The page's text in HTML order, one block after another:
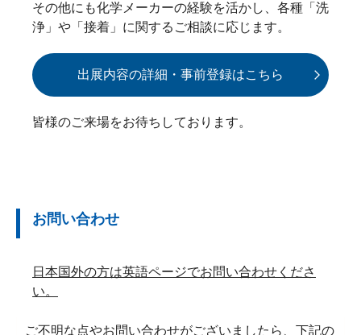
その他にも化学メーカーの経験を活かし、各種「洗
浄」や「接着」に関するご相談に応じます。
出展内容の詳細・事前登録はこちら
皆様のご来場をお待ちしております。
お問い合わせ
日本国外の方は英語ページでお問い合わせくださ
い。
ご不明な点やお問い合わせがございましたら、下記の